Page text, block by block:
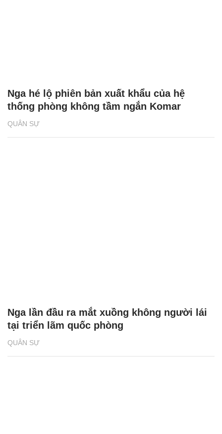
QUÂN SỰ
Nga hé lộ phiên bản xuất khẩu của hệ
thống phòng không tầm ngắn Komar
QUÂN SỰ
Nga lần đầu ra mắt xuồng không người lái
tại triển lãm quốc phòng